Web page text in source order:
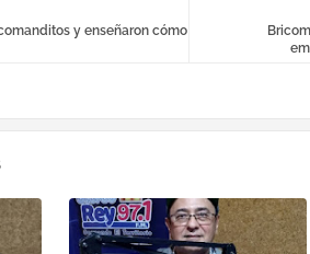
y enseñaron cómo